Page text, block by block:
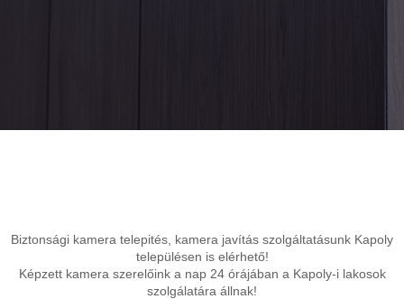
Biztonsági kamera telepités, kamera javítás szolgáltatásunk Kapoly
településen is elérhető!
Képzett kamera szerelőink a nap 24 órájában a Kapoly-i lakosok
szolgálatára állnak!